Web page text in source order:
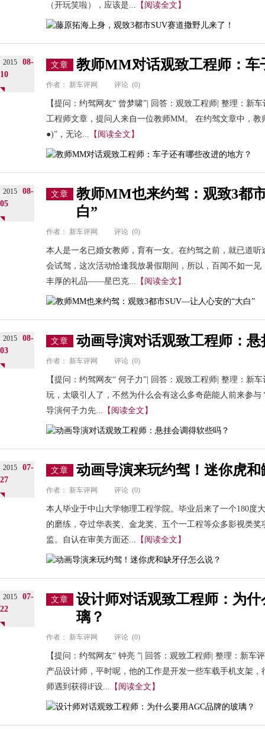
（开玩笑啦），应该是... 【阅读全文】
2015
08-
10
文章 教师MM对话观致工程师：车
作者： 新车评网 评论 (0)
【提问：约驾网友“ 曾梦啸”| 回答：观致工程师| 整理：新
工程师文章，提问人来自一位教师MM。 在约驾文章中，
●)”，无论... 【阅读全文】
2015
08-
05
文章
教师MM也来约驾：观致3都
白”
作者： 新车评网 评论 (0)
本人是一名已婚女教师，育有一女。在约驾之前，就已道
会试驾，这次活动恰逢我放暑假期间，所以，百闻不如一
丰厚的礼品——星巴克... 【阅读全文】
2015
08-
03
文章 动画导演对话观致工程师：
作者： 新车评网 评论 (0)
【提问：约驾网友“ 何子力”| 回答：观致工程师| 整理：新
玩，太吸引人了，不然为什么会有这么多奇葩能人前来参
导演何子力先... 【阅读全文】
2015
07-
27
文章 动画导演来玩约驾！迷你虎
作者： 新车评网 评论 (0)
本人毕业于中山大学物理工程学院。毕业后来了一个180度
的磨练，夺过华表奖、金龙奖、五个一工程等众多影视类
监。自认在审美方面还... 【阅读全文】
2015
07-
22
文章
设计师对话观致工程师：为
璃？
作者： 新车评网 评论 (0)
【提问：约驾网友“ 钟亮 ”| 回答：观致工程师| 整理：新车
产品设计师，平时呢，他的工作是开发一些车载手机支架
师遇到获得iF设... 【阅读全文】